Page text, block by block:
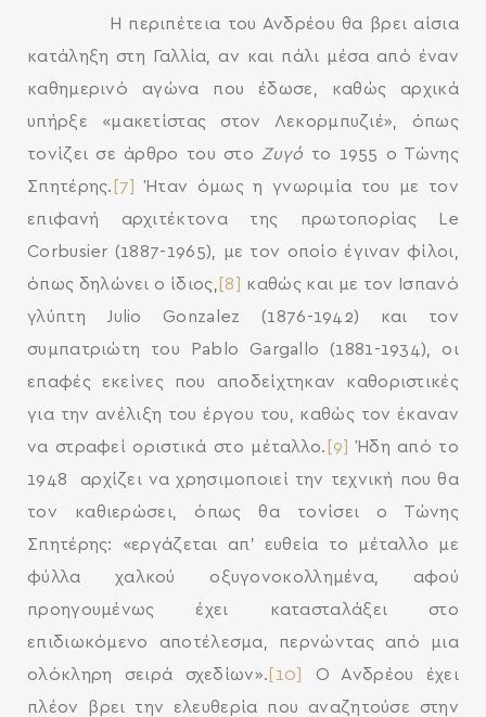
Η περιπέτεια του Ανδρέου θα βρει αίσια
κατάληξη στη Γαλλία, αν και πάλι μέσα από έναν
καθημερινό αγώνα που έδωσε, καθώς αρχικά
υπήρξε «μακετίστας στον Λεκορμπυζιέ», όπως
τονίζει σε άρθρο του στο Ζυγό το 1955 ο Τώνης
Σπητέρης. [7]
Ήταν όμως η γνωριμία του με τον
επιφανή αρχιτέκτονα της πρωτοπορίας Le
Corbusier (1887-1965), με τον οποίο έγιναν φίλοι,
όπως δηλώνει ο ίδιος,
[8]
καθώς και με τον Ισπανό
γλύπτη Julio Gonzalez (1876-1942) και τον
συμπατριώτη του Pablo Gargallo (1881-1934), οι
επαφές εκείνες που αποδείχτηκαν καθοριστικές
για την ανέλιξη του έργου του, καθώς τον έκαναν
να στραφεί οριστικά στο μέταλλο. [9]
Ήδη από το
1948 αρχίζει να χρησιμοποιεί την τεχνική που θα
τον καθιερώσει, όπως θα τονίσει ο Τώνης
Σπητέρης: «εργάζεται απ’ ευθεία το μέταλλο με
φύλλα χαλκού οξυγονοκολλημένα, αφού
προηγουμένως έχει κατασταλάξει στο
επιδιωκόμενο αποτέλεσμα, περνώντας από μια
ολόκληρη σειρά σχεδίων». [10]
Ο Ανδρέου έχει
πλέον βρει την ελευθερία που αναζητούσε στην